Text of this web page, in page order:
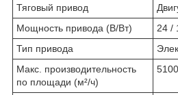
Тяговый привод
Мощность привода (В/Вт)
24 /
Тип привода
Макс. производительность
по площади (м²/ч)
5100